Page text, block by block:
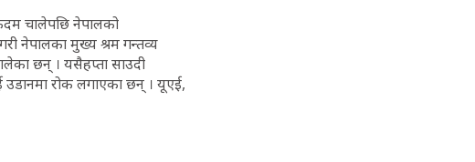
चालेपछि नेपालको
नेपालका मुख्य श्रम गन्तव्य
छन् । यसैहप्ता साउदी
रोक लगाएका छन् । यूएई,